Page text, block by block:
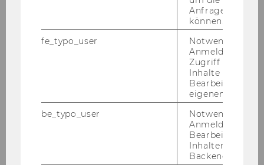
Jahr­hun­dert, ins­be­son­de­re Agrar­ge­
Ge­schich­te des in­ter­na­tio­na­len Post-
Im­mo­bi­li­en­märk­te und Wirt­schafts­ent­
wick­lung: Spa­ni­en 1900-​1930
“Ef­fects of Bi­la­te­ra­lism and the MFN
Anfrage
können.
fe_typo_user
Notwendig für
Anmeldung und
Zugriff auf
Inhalte oder zur
Bearbeitung des
eigenen Profils.
be_typo_user
Notwendig für
Anmeldung und
Bearbeitung von
Inhalten im
Backend.